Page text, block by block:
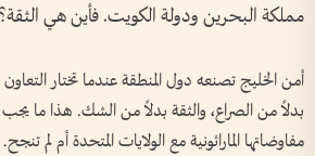
مملكة البحرين ودولة الكويت. فأين هي
أمن الخليج تصنعه دول المنطقة عندما تختار التعاون
بدلاً من الصراع، والثقة بدلاً من الشك. هذا ما
مفاوضاتها الماراثونية مع الولايات المتحدة أم لم تنجح.